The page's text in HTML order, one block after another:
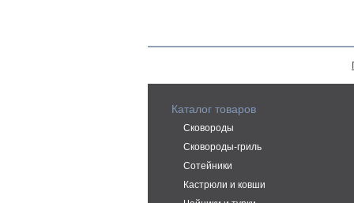
Каталог товаров
Сковороды
Сковороды-гриль
Сотейники
Кастрюли и ковши